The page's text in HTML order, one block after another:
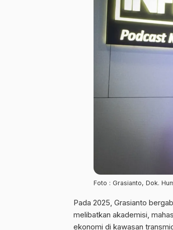
Foto : Grasianto, Dok.
Pada 2025, Grasianto
melibatkan akademisi,
ekonomi di kawasan